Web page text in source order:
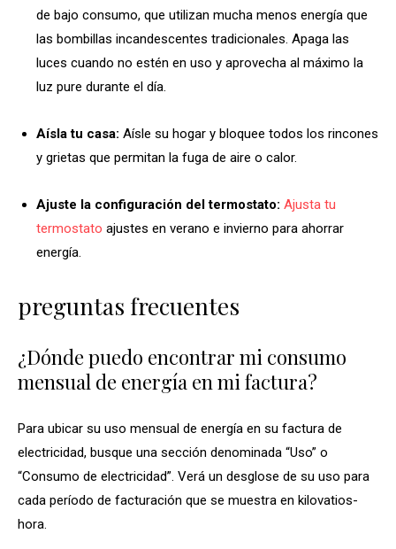
de bajo consumo, que utilizan mucha menos energía que
las bombillas incandescentes tradicionales. Apaga las
luces cuando no estén en uso y aprovecha al máximo la
luz pure durante el día.
Aísla tu casa: Aísle su hogar y bloquee todos los rincones
y grietas que permitan la fuga de aire o calor.
Ajuste la configuración del termostato: Ajusta tu
termostato ajustes en verano e invierno para ahorrar
energía.
preguntas frecuentes
¿Dónde puedo encontrar mi consumo
mensual de energía en mi factura?
Para ubicar su uso mensual de energía en su factura de
electricidad, busque una sección denominada “Uso” o
“Consumo de electricidad”. Verá un desglose de su uso para
cada período de facturación que se muestra en kilovatios-
hora.